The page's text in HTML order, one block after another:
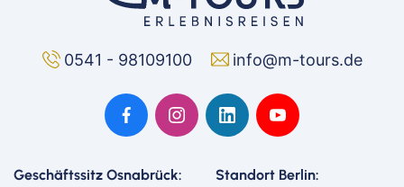
Suchen & Buchen
Titisee-Neustadt
Werneck
Wetzlar
Ab Amsterdam
Ab Basel
0541 - 98109100 info@m-tours.de
Geschäftssitz Osnabrück: Standort Berlin: